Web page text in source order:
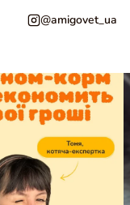
@amigovet_ua